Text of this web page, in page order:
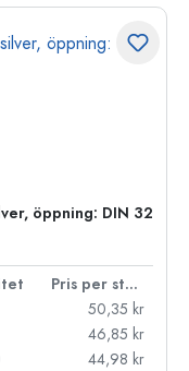
öppning: DIN 32
Pris per styck
50,35 kr
46,85 kr
44,98 kr